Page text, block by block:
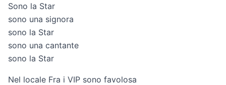
Sono la Star
sono una signora
sono la Star
sono una cantante
sono la Star
Nel locale Fra i VIP sono favolosa